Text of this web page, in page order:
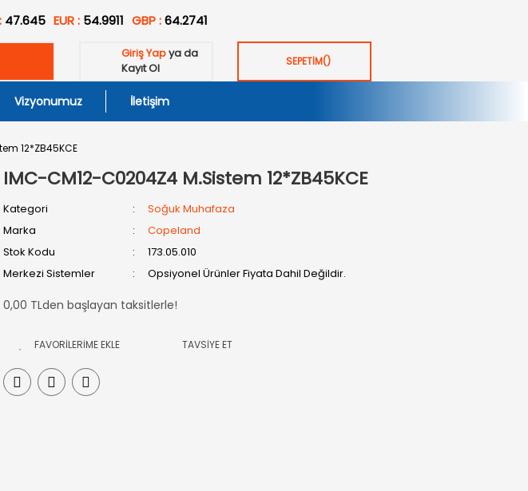
47.645 EUR : 54.9911 GBP :64.2741
Giriş Yapya da
Kayıt Ol
SEPETİM()
Vizyonumuz İletişim
12*ZB45KCE
IMC-CM12-C0204Z4 M.Sistem 12*ZB45KCE
Kategori
Soğuk Muhafaza
Marka
Copeland
Stok Kodu
173.05.010
Merkezi Sistemler
Opsiyonel Ürünler Fiyata Dahil Değildir.
0,00 TLden başlayan taksitlerle!
TAVSİYE ET